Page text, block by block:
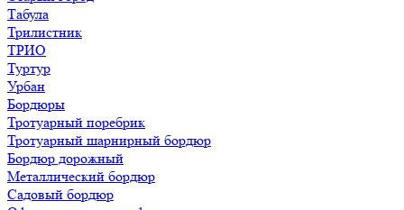
Табула
Трилистник
ТРИО
Туртур
Урбан
Бордюры
Тротуарный поребрик
Тротуарный шарнирный бордюр
Бордюр дорожный
Металлический бордюр
Садовый бордюр